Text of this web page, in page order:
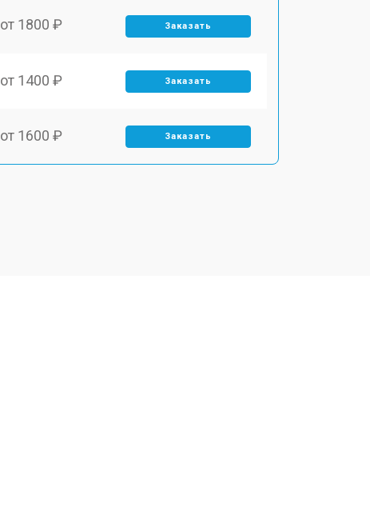
от 1800 ₽ Заказать
от 1400 ₽ Заказать
от 1600 ₽ Заказать